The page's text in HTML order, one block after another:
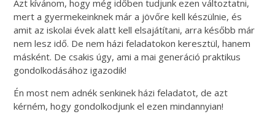
Azt kívánom, hogy még időben tudjunk ezen változtatni,
mert a gyermekeinknek már a jövőre kell készülnie, és
amit az iskolai évek alatt kell elsajátítani, arra később már
nem lesz idő. De nem házi feladatokon keresztül, hanem
másként. De csakis úgy, ami a mai generáció praktikus
gondolkodásához igazodik!
Én most nem adnék senkinek házi feladatot, de azt
kérném, hogy gondolkodjunk el ezen mindannyian!